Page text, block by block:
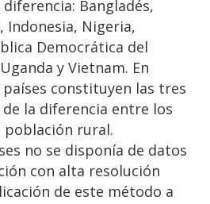
diferencia: Bangladés,
Indonesia, Nigeria,
Democrática del
y Vietnam. En
países constituyen las tres
la diferencia entre los
población rural.
no se disponía de datos
con alta resolución
de este método a